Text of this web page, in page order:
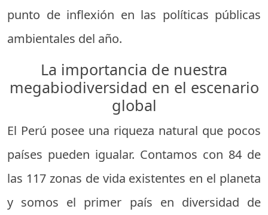
punto de inflexión en las políticas públicas
ambientales del año.
La importancia de nuestra
megabiodiversidad en el escenario
global
El Perú posee una riqueza natural que pocos
países pueden igualar. Contamos con 84 de
las 117 zonas de vida existentes en el planeta
y somos el primer país en diversidad de